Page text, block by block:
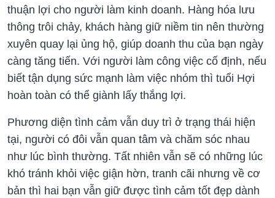
thuận lợi cho người làm kinh doanh. Hàng hóa lưu
thông trôi chảy, khách hàng giữ niềm tin nên thường
xuyên quay lại ủng hộ, giúp doanh thu của bạn ngày
càng tăng tiến. Với người làm công việc cố định, nếu
biết tận dụng sức mạnh làm việc nhóm thì tuổi Hợi
hoàn toàn có thể giành lấy thắng lợi.
Phương diện tình cảm vẫn duy trì ở trạng thái hiện
tại, người có đôi vẫn quan tâm và chăm sóc nhau
như lúc bình thường. Tất nhiên vẫn sẽ có những lúc
khó tránh khỏi việc giận hờn, tranh cãi nhưng về cơ
bản thì hai bạn vẫn giữ được tình cảm tốt đẹp dành